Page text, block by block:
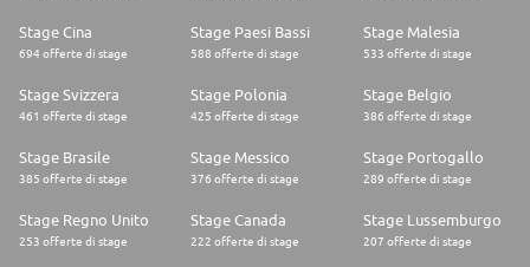
Stage Cina
694 offerte di stage
Stage Paesi Bassi
588 offerte di stage
Stage Malesia
533 offerte di stage
Stage Svizzera
461 offerte di stage
Stage Polonia
425 offerte di stage
Stage Belgio
386 offerte di stage
Stage Brasile
385 offerte di stage
Stage Messico
376 offerte di stage
Stage Portogallo
289 offerte di stage
Stage Regno Unito
253 offerte di stage
Stage Canada
222 offerte di stage
Stage Lussemburgo
207 offerte di stage